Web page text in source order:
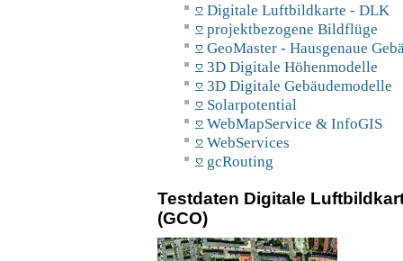
Digitale Luftbildkarte - DLK
projektbezogene Bildflüge
GeoMaster - Hausgenaue
3D Digitale Höhenmodelle
3D Digitale Gebäudemodelle
Solarpotential
WebMapService & InfoGIS
WebServices
gcRouting
Testdaten Digitale
(GCO)